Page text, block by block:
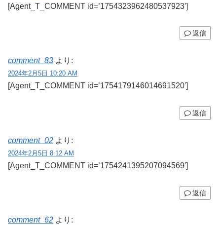
[Agent_T_COMMENT id=’1754323962480537923′]
返信
comment_83 より:
2024年2月5日 10:20 AM
[Agent_T_COMMENT id=’1754179146014691520′]
返信
comment_02 より:
2024年2月5日 8:12 AM
[Agent_T_COMMENT id=’1754241395207094569′]
返信
comment_62 より: